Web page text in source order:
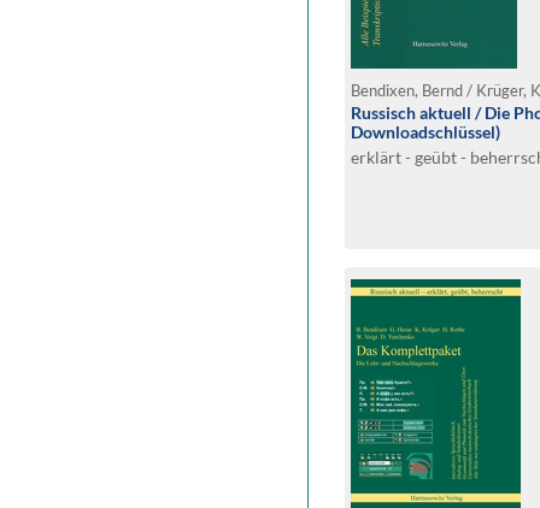
Bendixen, Bernd / Krüger,
Russisch aktuell / Die
Downloadschlüssel)
erklärt - geübt -